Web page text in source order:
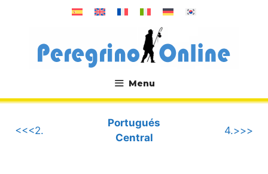
뛰
Menu
.
<<<2.
Portugués
Central
4.>>>